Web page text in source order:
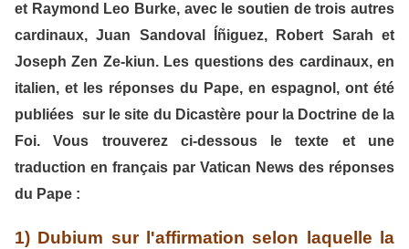
et Raymond Leo Burke, avec le soutien de trois autres
cardinaux, Juan Sandoval Íñiguez, Robert Sarah et
Joseph Zen Ze-kiun. Les questions des cardinaux, en
italien, et les réponses du Pape, en espagnol, ont été
publiées sur le site du Dicastère pour la Doctrine de la
Foi. Vous trouverez ci-dessous le texte et une
traduction en français par Vatican News des réponses
du Pape :
1) Dubium sur l'affirmation selon laquelle la